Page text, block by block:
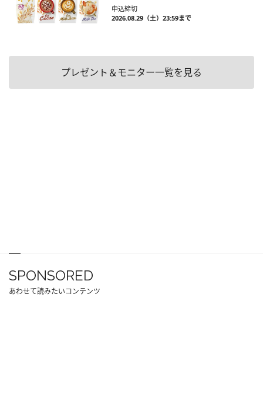
申込締切
2026.08.29（土）23:59まで
プレゼント＆モニター一覧を見る
SPONSORED
あわせて読みたいコンテンツ